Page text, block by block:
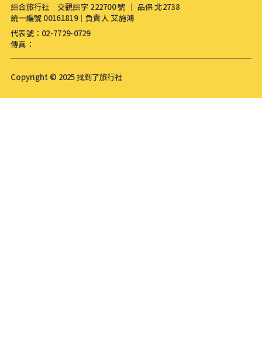
綜合旅行社 交觀綜字 222700 號 │ 品保 北2738
統一編號 00161819│負責人 艾施鴻
代表號：02-7729-0729
傳真：
Copyright © 2025 找到了旅行社